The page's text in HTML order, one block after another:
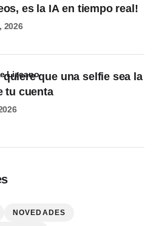
es la IA en tiempo real!
2026
quiere que una selfie sea la
tu cuenta
Lizcano
NOVEDADES